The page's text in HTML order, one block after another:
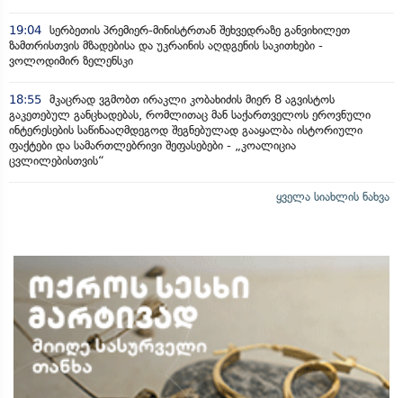
19:04 სერბეთის პრემიერ-მინისტრთან შეხვედრაზე განვიხილეთ
ზამთრისთვის მზადებისა და უკრაინის აღდგენის საკითხები -
ვოლოდიმირ ზელენსკი
18:55 მკაცრად ვგმობთ ირაკლი კობახიძის მიერ 8 აგვისტოს
გაკეთებულ განცხადებას, რომლითაც მან საქართველოს ეროვნული
ინტერესების საწინააღმდეგოდ შეგნებულად გააყალბა ისტორიული
ფაქტები და სამართლებრივი შეფასებები - „კოალიცია
ცვლილებისთვის“
ყველა სიახლის ნახვა